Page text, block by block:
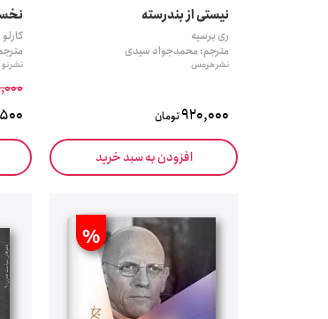
نیستی از بندرسته
ری برسیه
مترجم: محمدجواد سیدی
نشر هرمس
920,000تومان
افزودن به سبد خرید
نشر نو
%